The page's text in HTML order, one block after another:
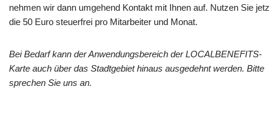
nehmen wir dann umgehend Kontakt mit Ihnen auf. Nutzen Sie
die 50 Euro steuerfrei pro Mitarbeiter und Monat.
Bei Bedarf kann der Anwendungsbereich der LOCALBENEFITS-
Karte auch über das Stadtgebiet hinaus ausgedehnt werden. Bitte
sprechen Sie uns an.